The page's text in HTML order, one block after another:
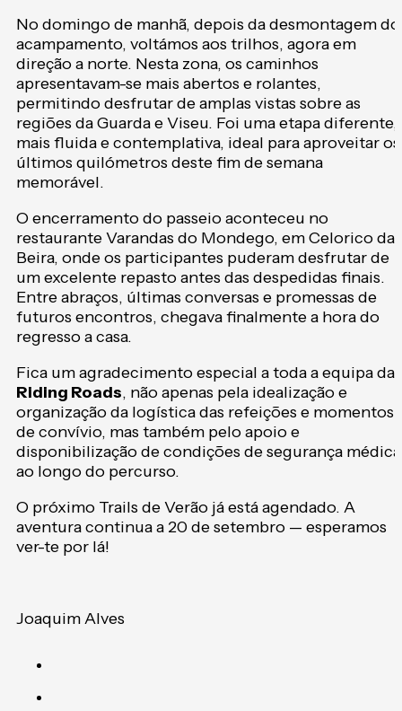
No domingo de manhã, depois da desmontagem do
acampamento, voltámos aos trilhos, agora em
direção a norte. Nesta zona, os caminhos
apresentavam-se mais abertos e rolantes,
permitindo desfrutar de amplas vistas sobre as
regiões da Guarda e Viseu. Foi uma etapa diferente,
mais fluida e contemplativa, ideal para aproveitar os
últimos quilómetros deste fim de semana
memorável.
O encerramento do passeio aconteceu no
restaurante Varandas do Mondego, em Celorico da
Beira, onde os participantes puderam desfrutar de
um excelente repasto antes das despedidas finais.
Entre abraços, últimas conversas e promessas de
futuros encontros, chegava finalmente a hora do
regresso a casa.
Fica um agradecimento especial a toda a equipa da
Riding Roads, não apenas pela idealização e
organização da logística das refeições e momentos
de convívio, mas também pelo apoio e
disponibilização de condições de segurança médica
ao longo do percurso.
O próximo Trails de Verão já está agendado. A
aventura continua a 20 de setembro — esperamos
ver-te por lá!
Joaquim Alves